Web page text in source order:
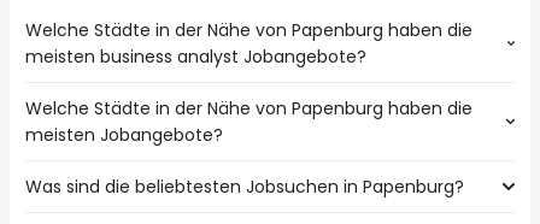
Welche Städte in der Nähe von Papenburg haben die
meisten business analyst Jobangebote?
Städte in der Nähe von Papenburg mit den meisten
business analyst Jobs:
Welche Städte in der Nähe von Papenburg haben die
meisten Jobangebote?
10 Städte in der Nähe von Papenburg mit den meisten
Was sind die beliebtesten Jobsuchen in Papenburg?